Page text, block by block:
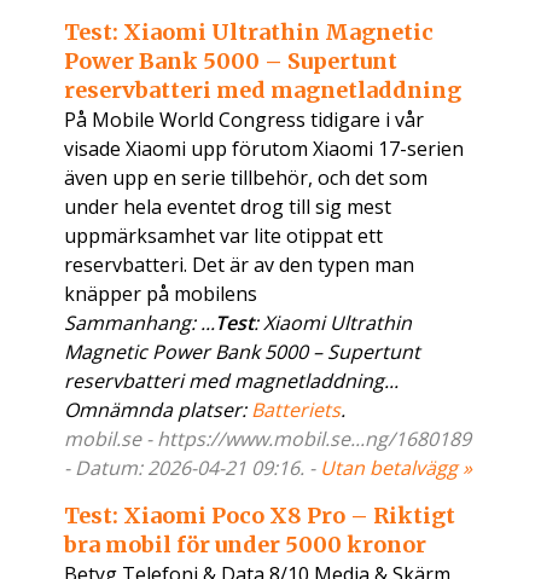
Test: Xiaomi Ultrathin Magnetic
Power Bank 5000 – Supertunt
reservbatteri med magnetladdning
På Mobile World Congress tidigare i vår
visade Xiaomi upp förutom Xiaomi 17-serien
även upp en serie tillbehör, och det som
under hela eventet drog till sig mest
uppmärksamhet var lite otippat ett
reservbatteri. Det är av den typen man
knäpper på mobilens
Sammanhang: ...Test: Xiaomi Ultrathin
Magnetic Power Bank 5000 – Supertunt
reservbatteri med magnetladdning...
Omnämnda platser:Batteriets.
mobil.se - https://www.mobil.se...ng/1680189
- Datum: 2026-04-21 09:16. - Utan betalvägg »
Test: Xiaomi Poco X8 Pro – Riktigt
bra mobil för under 5000 kronor